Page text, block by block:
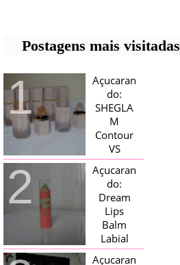
Postagens mais visitadas
Açucaran
do:
SHEGLA
M
Contour
VS
Bronzer!
HELLO AÇUCARADAS, E NESTE
MÊS CHEGOU AQUI EM CASA UMA
CAIXA RECHEADA DE SHEGLAM,
TINHA BLUSH, ILUMINADORES E
TODOS OS BRONZER E
CONTORNOS ...
Açucaran
do:
Dream
Lips
Balm
Labial
Magico
Açucaran